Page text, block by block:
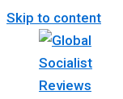
Skip to content